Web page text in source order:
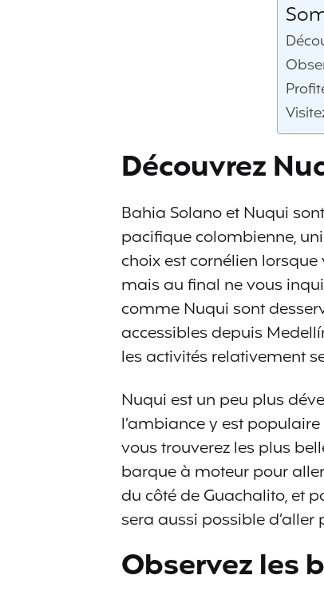
Découvrez
Bahia Solano et Nuqui
pacifique colombienne,
choix est cornélien
mais au final ne vous
comme Nuqui sont
accessibles depuis
les activités relativement
Nuqui est un peu plus
l’ambiance y est
vous trouverez les plus
barque à moteur pour
du côté de Guachalito, et
sera aussi possible
Observez les